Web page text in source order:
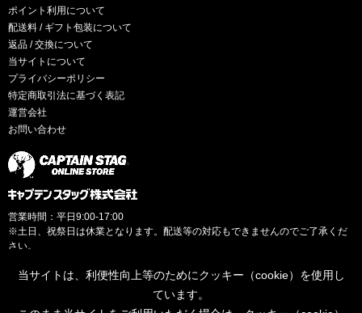
ポイント利用について
配送料 / ギフト包装について
返品 / 交換について
当サイトについて
プライバシーポリシー
特定商取引法に基づく表記
運営会社
お問い合わせ
営業時間：平日9:00-17:00
※土日、祝祭日は休業となります。配送等の対応もできませんのでご了承くだ
さい。
当サイトは、利便性向上等のためにクッキー（cookie）を使用し
ています。